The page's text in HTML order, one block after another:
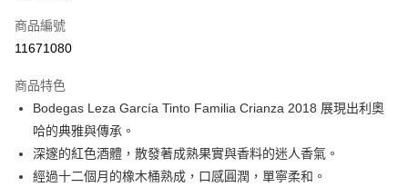
商品編號
11671080
商品特色
Bodegas Leza García Tinto Familia Crianza 2018 展現出利奧
哈的典雅與傳承。
深邃的紅色酒體，散發著成熟果實與香料的迷人香氣。
經過十二個月的橡木桶熟成，口感圓潤，單寧柔和。